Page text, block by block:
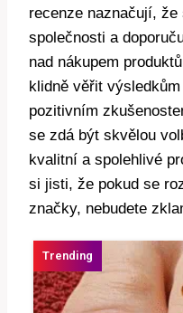
recenze naznačují,
společnosti a
nad nákupem
klidně věřit
pozitivním
se zdá být skvělou
kvalitní a spolehlivé
si jisti, že pokud se
značky, nebudete